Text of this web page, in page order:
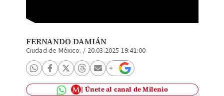
FERNANDO DAMIÁN
Ciudad de México. / 20.03.2025 19:41:00
Únete al canal de Milenio